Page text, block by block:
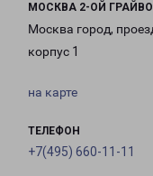
МОСКВА 2-ОЙ
Москва город,
корпус 1
на карте
ТЕЛЕФОН
+7(495) 660-11-11